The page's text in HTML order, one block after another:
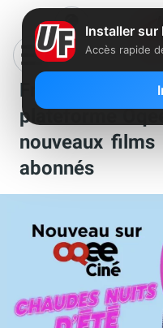
Free
plateforme
nouveaux
abonnés
Installer sur
Accès rapide